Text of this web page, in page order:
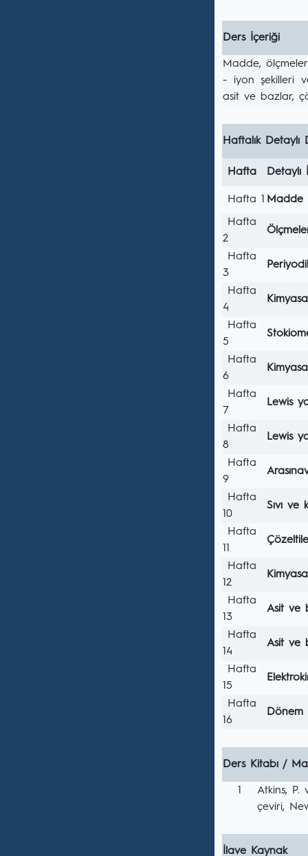
Ders İçeriği
Madde,
- iyon şekilleri
asit ve bazlar,
Haftalık Detaylı
Hafta Detaylı
Hafta 1 Madde
Hafta
2
Hafta
3
Hafta
4
Hafta
5
Hafta
6
Hafta
7
Lewis
Hafta
8
Lewis
Hafta
9
Hafta
10
Sıvı ve
Hafta
11
Hafta
12
Hafta
13
Asit ve
Hafta
14
Asit ve
Hafta
15
Hafta
16
Dönem
Ders Kitabı /
1
Atkins, P.
çeviri,
İlave Kaynak